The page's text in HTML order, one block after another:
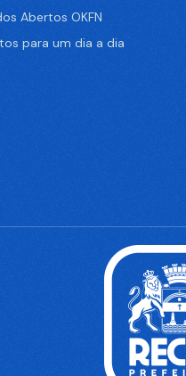
Abertos OKFN
para um dia a dia